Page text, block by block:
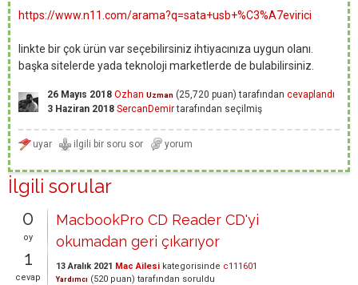
https://www.n11.com/arama?q=sata+usb+%C3%A7evirici
linkte bir çok ürün var seçebilirsiniz ihtiyacınıza uygun olanı.
başka sitelerde yada teknoloji marketlerde de bulabilirsiniz.
26 Mayıs 2018 Ozhan Uzman (25,720 puan) tarafından cevaplandı
3 Haziran 2018 SercanDemirtarafından seçilmiş
İlgili sorular
0
oy
1
cevap
MacbookPro CD Reader CD'yi
okumadan geri çıkarıyor
13 Aralık 2021 Mac Ailesi kategorisinde c111601
Yardımcı (520 puan) tarafından soruldu